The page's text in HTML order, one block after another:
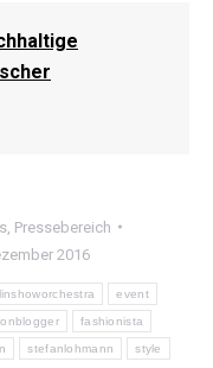
Pressebereich
2016
event
fashionista
stefanlohmann style